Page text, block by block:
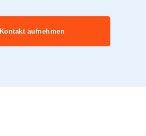
Kontakt aufnehmen